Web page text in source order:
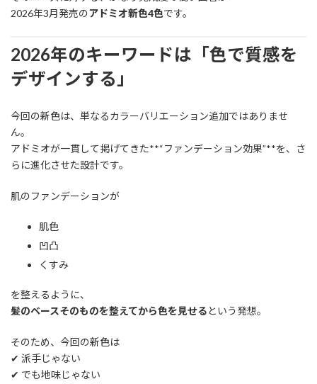
2026年3月発売のアドミオ新色4色です。
2026年のキーワードは「色で質感を
デザインする」
今回の新色は、単なるカラーバリエーション追加ではありませ
ん。
アドミオが一貫して掲げてきた**“ファンデーション効果”**を、さ
らに進化させた設計です。
肌のファンデーションが
肌色
凹凸
くすみ
を整えるように、
髪のベースそのものを整えてから色を見せるという発想。
そのため、今回の新色は
✔ 派手じゃない
✔ でも地味じゃない